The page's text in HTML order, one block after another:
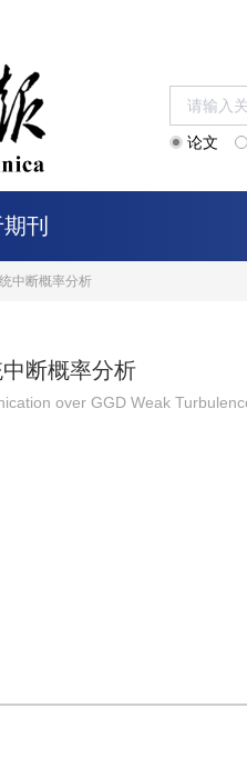
论文
刊
中断概率分析
断概率分析
over GGD Weak